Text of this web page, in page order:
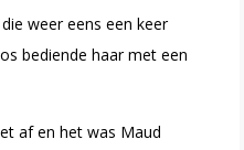
weer eens een keer
bediende haar met een
af en het was Maud